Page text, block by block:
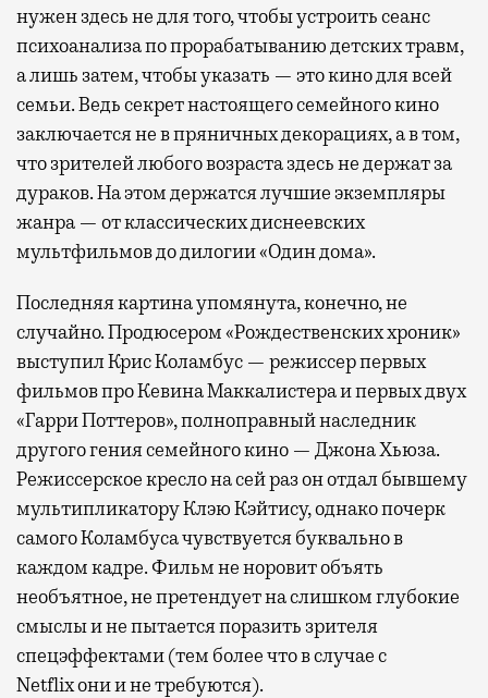
нужен здесь не для того, чтобы устроить сеанс
психоанализа по прорабатыванию детских травм,
а лишь затем, чтобы указать — это кино для всей
семьи. Ведь секрет настоящего семейного кино
заключается не в пряничных декорациях, а в том,
что зрителей любого возраста здесь не держат за
дураков. На этом держатся лучшие экземпляры
жанра — от классических диснеевских
мультфильмов до дилогии «Один дома».
Последняя картина упомянута, конечно, не
случайно. Продюсером «Рождественских хроник»
выступил Крис Коламбус — режиссер первых
фильмов про Кевина Маккалистера и первых двух
«Гарри Поттеров», полноправный наследник
другого гения семейного кино — Джона Хьюза.
Режиссерское кресло на сей раз он отдал бывшему
мультипликатору Клэю Кэйтису, однако почерк
самого Коламбуса чувствуется буквально в
каждом кадре. Фильм не норовит объять
необъятное, не претендует на слишком глубокие
смыслы и не пытается поразить зрителя
спецэффектами (тем более что в случае с
Netflixони и не требуются).